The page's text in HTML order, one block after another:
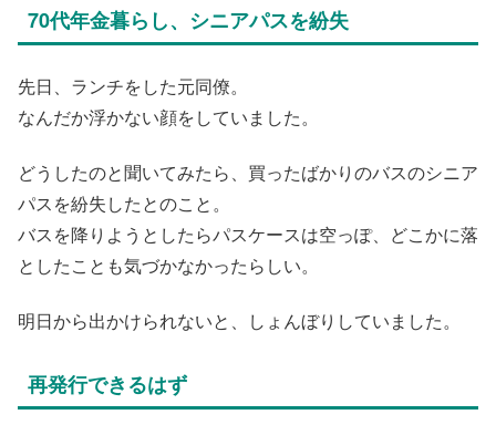
70代年金暮らし、シニアパスを紛失
先日、ランチをした元同僚。
なんだか浮かない顔をしていました。
どうしたのと聞いてみたら、買ったばかりのバスのシニア
パスを紛失したとのこと。
バスを降りようとしたらパスケースは空っぽ、どこかに落
としたことも気づかなかったらしい。
明日から出かけられないと、しょんぼりしていました。
再発行できるはず